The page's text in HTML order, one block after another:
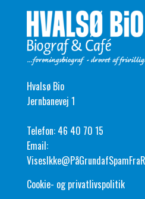
Hvalsø Bio
Jernbanevej 1
Telefon: 46 40 70 15
Email:
Cookie- og privatlivspolitik